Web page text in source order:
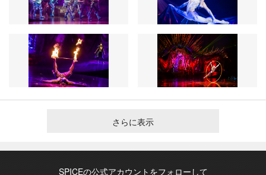
さらに表示
SPICEの公式アカウントをフォローして